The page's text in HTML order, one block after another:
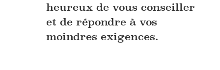
heureux de vous conseiller
et de répondre à vos
moindres exigences.